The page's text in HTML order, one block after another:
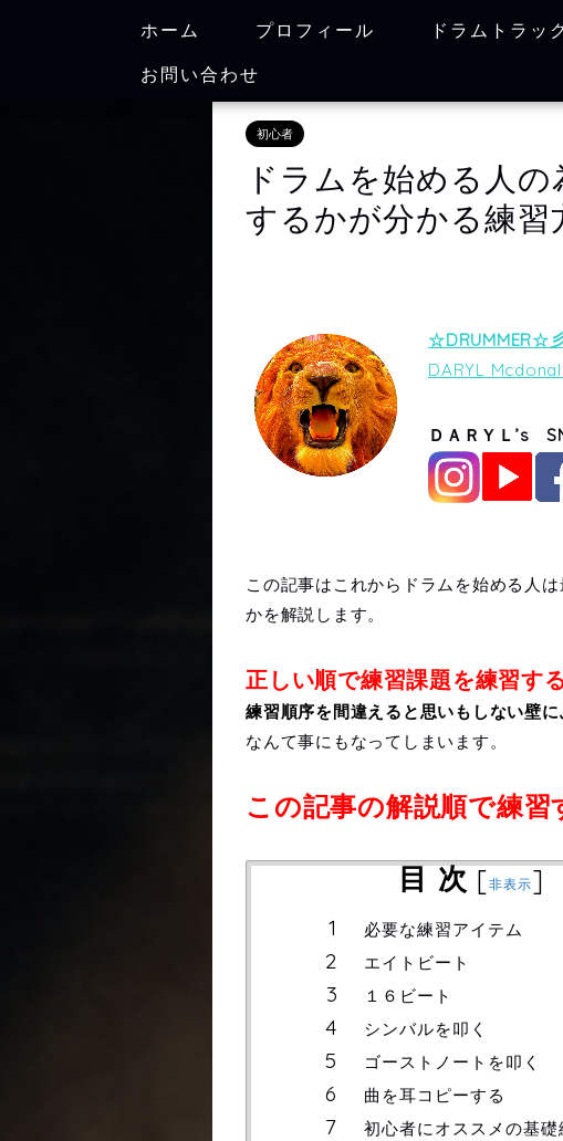
ホーム プロフィール ドラムトラッ
お問い合わせ
初心者
ドラムを始める人
するかが分かる練習
☆DRUMMER☆
DARYL
ＤＡＲＹＬ’s
この記事はこれからドラムを始める人
かを解説します。
正しい順で練習課題を練習す
練習順序を間違えると思いもしない壁
なんて事にもなってしまいます。
この記事の解説順で練習
目 次 [非表示]
必要な練習アイテム
エイトビート
１６ビート
シンバルを叩く
ゴーストノートを叩く
曲を耳コピーする
初心者にオススメの基礎